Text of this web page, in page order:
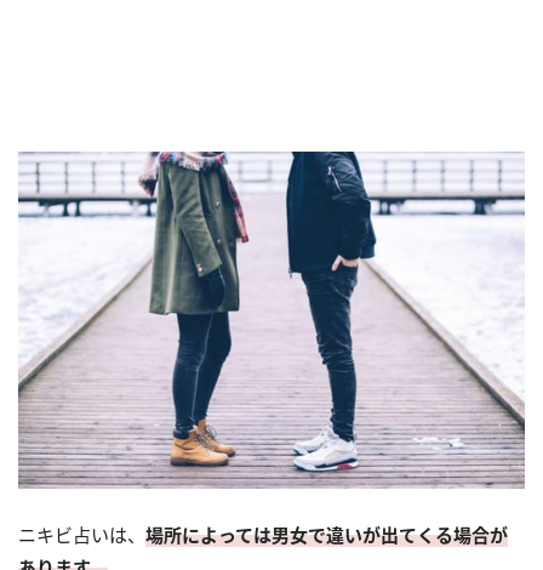
ニキビ占いは、 場所によっては男女で違いが出てくる場合が